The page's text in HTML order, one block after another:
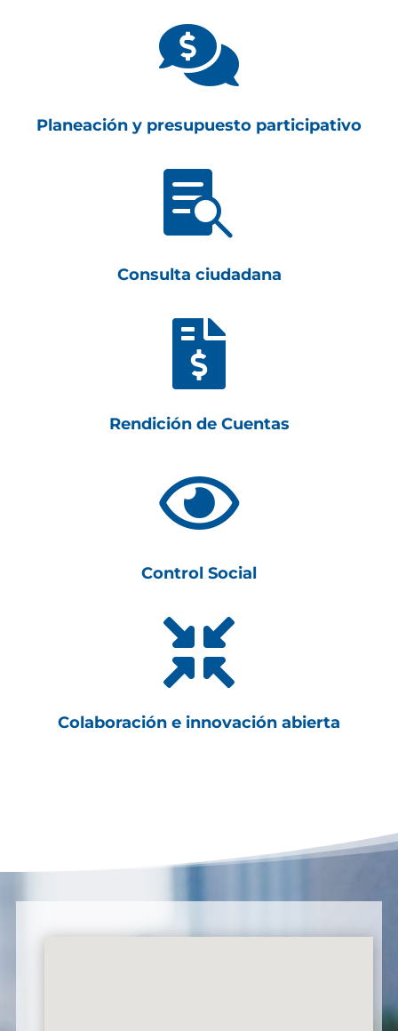

Planeación y presupuesto participativo

Consulta ciudadana

Rendición de Cuentas

Control Social

Colaboración e innovación abierta